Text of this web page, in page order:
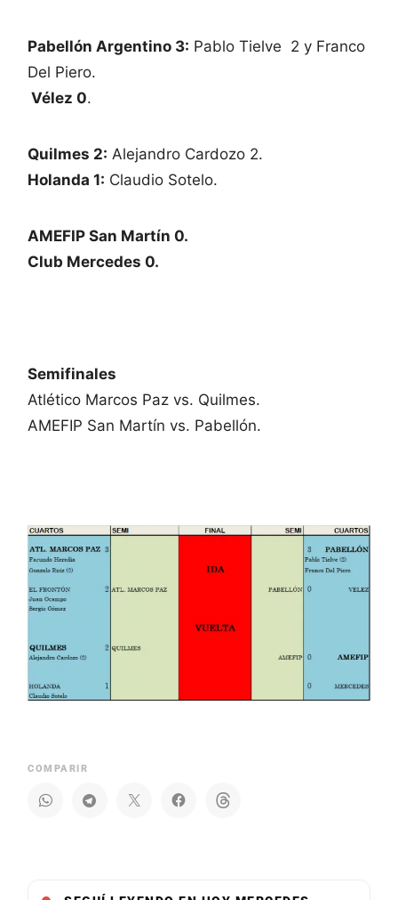
Pabellón Argentino 3: Pablo Tielve 2 y Franco
Del Piero.
Vélez 0.
Quilmes 2: Alejandro Cardozo 2.
Holanda 1: Claudio Sotelo.
AMEFIP San Martín 0.
Club Mercedes 0.
Semifinales
Atlético Marcos Paz vs. Quilmes.
AMEFIP San Martín vs. Pabellón.
COMPARIR